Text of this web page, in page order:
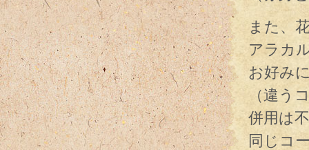
また、
アラカ
お好み
（違う
併用は
同じコ